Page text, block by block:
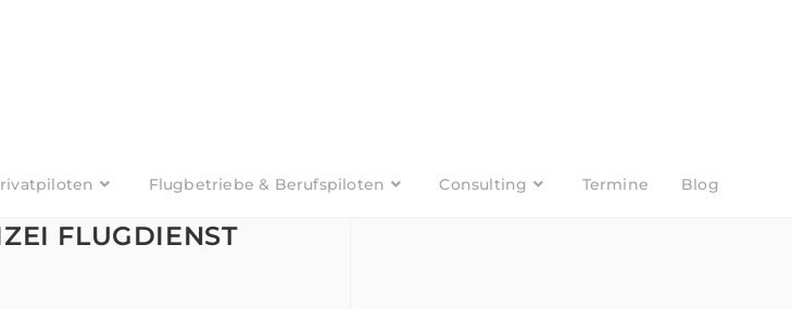
Flugbetriebe & Berufspiloten Consulting Termine Blog
FLUGDIENST